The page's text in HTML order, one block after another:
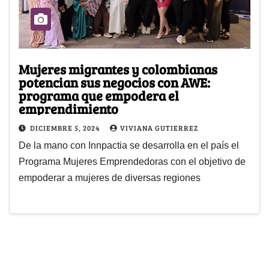
Mujeres migrantes y colombianas
potencian sus negocios con AWE:
programa que empodera el
emprendimiento
DICIEMBRE 5, 2024 VIVIANA GUTIERREZ
De la mano con Innpactia se desarrolla en el país el
Programa Mujeres Emprendedoras con el objetivo de
empoderar a mujeres de diversas regiones